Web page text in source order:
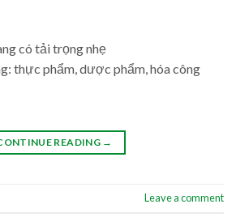
có tải trọng nhẹ
thực phẩm, dược phẩm, hóa công
READING →
Leave a comment